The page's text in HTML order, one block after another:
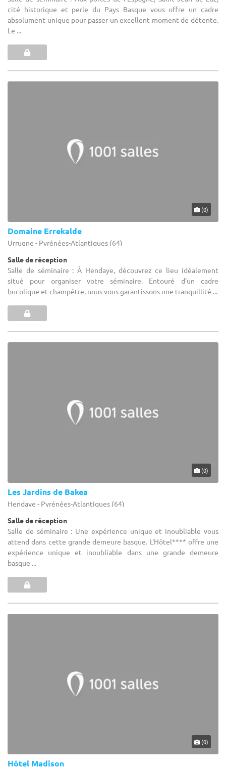
cité historique et perle du Pays Basque vous offre un cadre
absolument unique pour passer un excellent moment de détente.
Le ...
(0)
Domaine Errekalde
Urrugne - Pyrénées-Atlantiques (64)
Salle de réception
Salle de séminaire : À Hendaye, découvrez ce lieu idéalement
situé pour organiser votre séminaire. Entouré d'un cadre
bucolique et champêtre, nous vous garantissons une tranquillité ...
(0)
Les Jardins de Bakea
Hendaye - Pyrénées-Atlantiques (64)
Salle de réception
Salle de séminaire : Une expérience unique et inoubliable vous
attend dans cette grande demeure basque. L'Hôtel**** offre une
expérience unique et inoubliable dans une grande demeure
basque ...
(0)
Hôtel Madison